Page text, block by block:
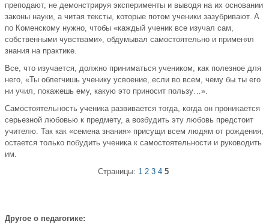
преподают, не демонстрируя эксперименты и выводя на их основании
законы науки, а читая тексты, которые потом ученики зазубривают. А
по Коменскому нужно, чтобы «каждый ученик все изучал сам,
собственными чувствами», обдумывал самостоятельно и применял
знания на практике.
Все, что изучается, должно приниматься учеником, как полезное для
него, «Ты облегчишь ученику усвоение, если во всем, чему бы ты его
ни учил, покажешь ему, какую это приносит пользу…».
Самостоятельность ученика развивается тогда, когда он проникается
серьезной любовью к предмету, а возбудить эту любовь предстоит
учителю. Так как «семена знания» присущи всем людям от рождения,
остается только побудить ученика к самостоятельности и руководить
им.
Страницы: 1 2 3 4 5
Другое о педагогике: